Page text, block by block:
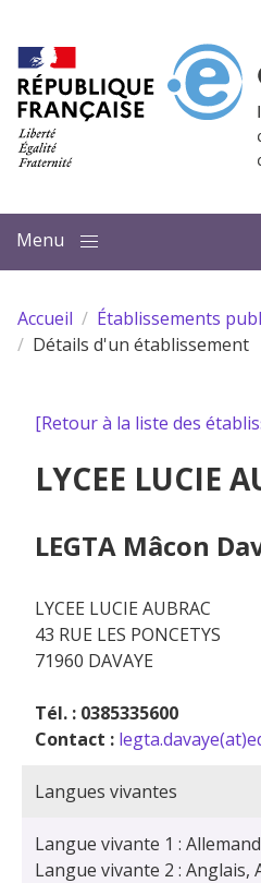
Accueil
Établissements
Détails d'un établissement
[Retour à la liste des
LYCEE LUCIE
LEGTA Mâcon
LYCEE LUCIE AUBRAC
43 RUE LES PONCETYS
71960 DAVAYE
Tél. : 0385335600
Contact :
Langues vivantes
Langue vivante 1 :
Langue vivante 2 : Anglais,